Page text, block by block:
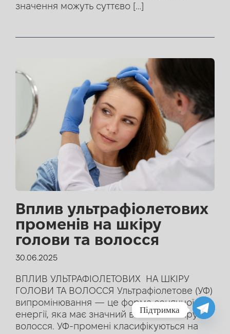
значення можуть суттєво […]
Вплив ультрафіолетових
променів на шкіру
голови та волосся
30.06.2025
ВПЛИВ УЛЬТРАФІОЛЕТОВИХ НА ШКІРУ
ГОЛОВИ ТА ВОЛОССЯ Ультрафіолетове (УФ)
випромінювання — це форма сонячної
енергії, яка має значний вплив на шкіру та
волосся. УФ-промені класифікуються на
Підтримка